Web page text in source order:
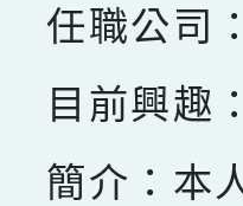
任職公司：
目前興趣
簡介：本